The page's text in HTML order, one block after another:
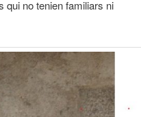
qui no tenien familiars ni